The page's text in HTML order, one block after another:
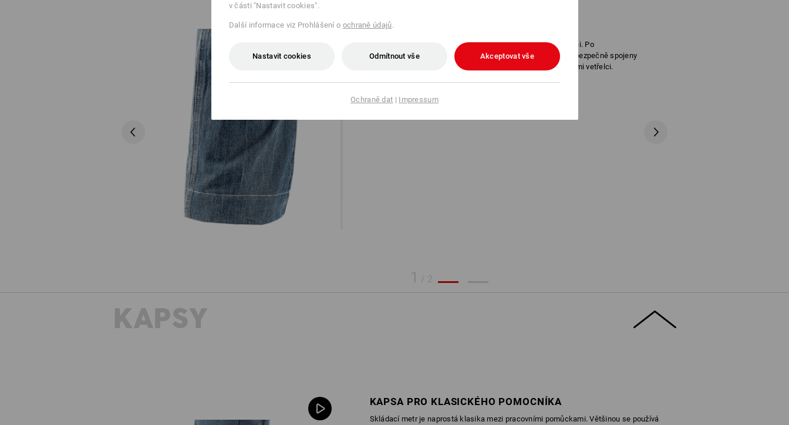
TRNŮM VSTUP ZAKÁZÁN!
Stačí malý háček – a záludné trny nemají žádnou šanci. Po
jednoduchém uchycení k tkaničkám jsou kalhoty tak bezpečně spojeny
s botami, že je noha dokonale chráněna před pichlavými vetřelci.
1 / 2
KAPSY
KAPSA PRO KLASICKÉHO POMOCNÍKA
Skládací metr je naprostá klasika mezi pracovními pomůckami. Většinou se používá
v části "Nastavit cookies".
Další informace viz Prohlášení o ochraně údajů.
Nastavit cookies Odmítnout vše Akceptovat vše
Ochraně dat | Impressum